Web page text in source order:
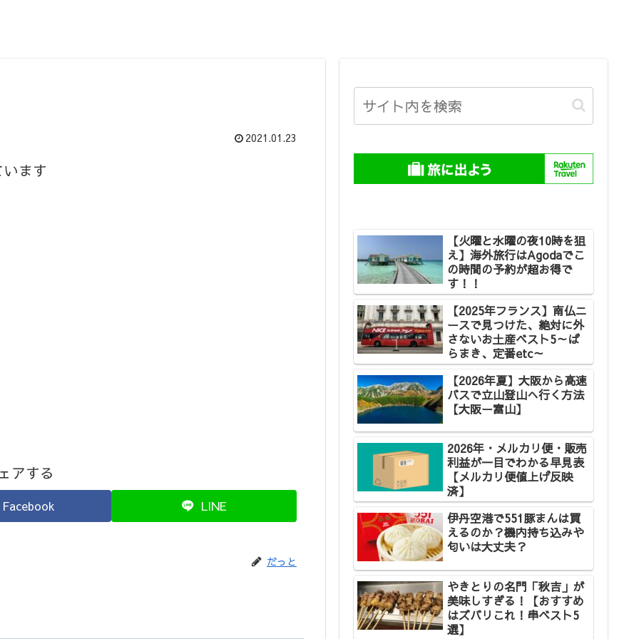
2021.01.23
ます
アする
Facebook LINE
だっと
【火曜と水曜の夜10時を狙
え】海外旅行はAgodaでこ
の時間の予約が超お得で
す！！
【2025年フランス】南仏ニ
ースで見つけた、絶対に外
さないお土産ベスト5～ば
らまき、定番etc～
【2026年夏】大阪から高速
バスで立山登山へ行く方法
【大阪ー富山】
2026年・メルカリ便・販売
利益が一目でわかる早見表
【メルカリ便値上げ反映
済】
伊丹空港で551豚まんは買
えるのか？機内持ち込みや
匂いは大丈夫？
やきとりの名門「秋吉」が
美味しすぎる！【おすすめ
はズバリこれ！串ベスト5
選】